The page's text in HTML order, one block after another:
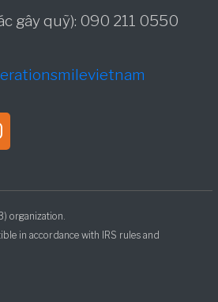
gây quỹ): 090 211 0550
organization.
in accordance with IRS rules and